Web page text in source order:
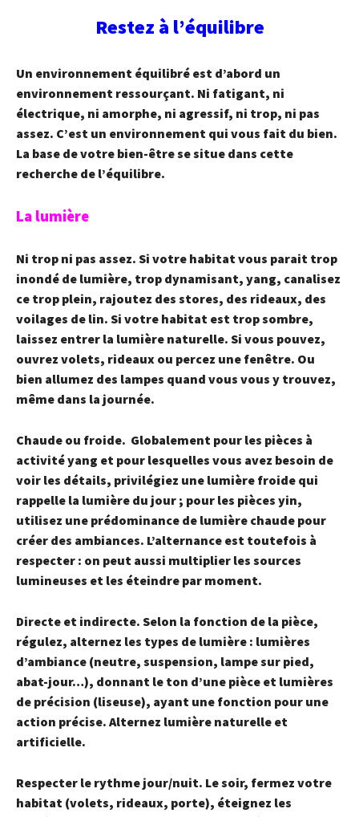
Restez à l’équilibre
Un environnement équilibré est d’abord un
environnement ressourçant. Ni fatigant, ni
électrique, ni amorphe, ni agressif, ni trop, ni pas
assez. C’est un environnement qui vous fait du bien.
La base de votre bien-être se situe dans cette
recherche de l’équilibre.
La lumière
Ni trop ni pas assez. Si votre habitat vous parait trop
inondé de lumière, trop dynamisant, yang, canalisez
ce trop plein, rajoutez des stores, des rideaux, des
voilages de lin. Si votre habitat est trop sombre,
laissez entrer la lumière naturelle. Si vous pouvez,
ouvrez volets, rideaux ou percez une fenêtre. Ou
bien allumez des lampes quand vous vous y trouvez,
même dans la journée.
Chaude ou froide. Globalement pour les pièces à
activité yang et pour lesquelles vous avez besoin de
voir les détails, privilégiez une lumière froide qui
rappelle la lumière du jour ; pour les pièces yin,
utilisez une prédominance de lumière chaude pour
créer des ambiances. L’alternance est toutefois à
respecter : on peut aussi multiplier les sources
lumineuses et les éteindre par moment.
Directe et indirecte. Selon la fonction de la pièce,
régulez, alternez les types de lumière : lumières
d’ambiance (neutre, suspension, lampe sur pied,
abat-jour…), donnant le ton d’une pièce et lumières
de précision (liseuse), ayant une fonction pour une
action précise. Alternez lumière naturelle et
artificielle.
Respecter le rythme jour/nuit. Le soir, fermez votre
habitat (volets, rideaux, porte), éteignez les